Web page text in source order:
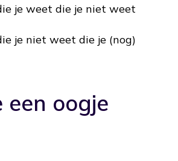
je weet die je niet weet
je niet weet die je (nog)
een oogje